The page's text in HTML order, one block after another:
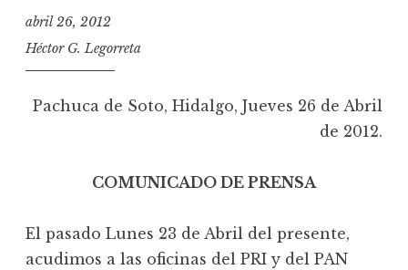
abril 26, 2012
Héctor G. Legorreta
Pachuca de Soto, Hidalgo, Jueves 26 de Abril
de 2012.
COMUNICADO DE PRENSA
El pasado Lunes 23 de Abril del presente,
acudimos a las oficinas del PRI y del PAN